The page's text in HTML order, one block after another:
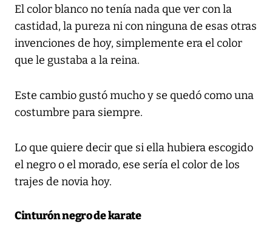
El color blanco no tenía nada que ver con la
castidad, la pureza ni con ninguna de esas otras
invenciones de hoy, simplemente era el color
que le gustaba a la reina.
Este cambio gustó mucho y se quedó como una
costumbre para siempre.
Lo que quiere decir que si ella hubiera escogido
el negro o el morado, ese sería el color de los
trajes de novia hoy.
Cinturón negro de karate